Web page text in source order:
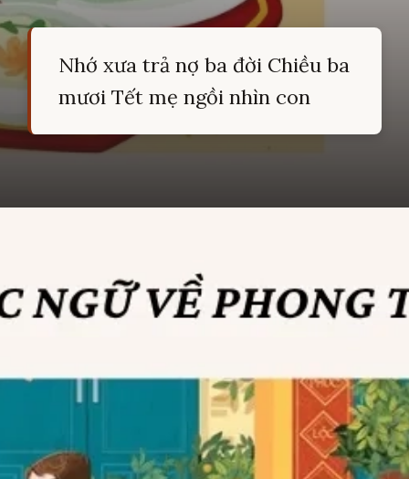
Nhớ xưa trả nợ ba đời Chiều ba
mươi Tết mẹ ngồi nhìn con